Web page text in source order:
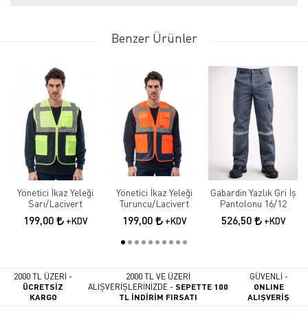
Benzer Ürünler
Yönetici İkaz Yeleği
Sarı/Lacivert
199,00 +KDV
Yönetici İkaz Yeleği
Turuncu/Lacivert
199,00 +KDV
Gabardin Yazlık Gri İş
Pantolonu 16/12
526,50 +KDV
2000 TL ÜZERİ -
ÜCRETSİZ
KARGO
2000 TL VE ÜZERİ
ALIŞVERİŞLERİNİZDE -SEPETTE 100
TL İNDİRİM FIRSATI
GÜVENLİ -
ONLINE
ALIŞVERİŞ